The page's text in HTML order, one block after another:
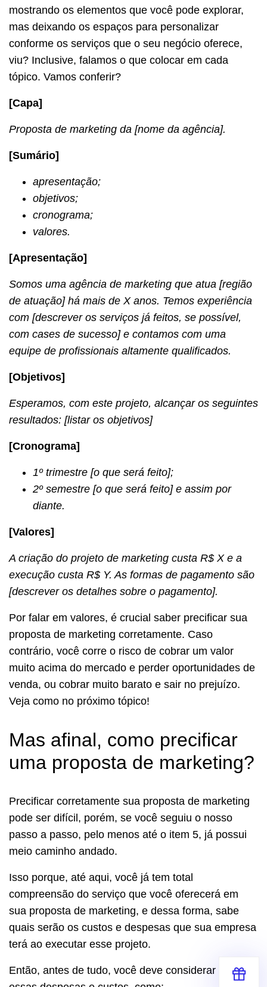
mostrando os elementos que você pode explorar,
mas deixando os espaços para personalizar
conforme os serviços que o seu negócio oferece,
viu? Inclusive, falamos o que colocar em cada
tópico. Vamos conferir?
[Capa]
Proposta de marketing da [nome da agência].
[Sumário]
apresentação;
objetivos;
cronograma;
valores.
[Apresentação]
Somos uma agência de marketing que atua [região
de atuação] há mais de X anos. Temos experiência
com [descrever os serviços já feitos, se possível,
com cases de sucesso] e contamos com uma
equipe de profissionais altamente qualificados.
[Objetivos]
Esperamos, com este projeto, alcançar os seguintes
resultados: [listar os objetivos]
[Cronograma]
1º trimestre [o que será feito];
2º semestre [o que será feito] e assim por
diante.
[Valores]
A criação do projeto de marketing custa R$ X e a
execução custa R$ Y. As formas de pagamento são
[descrever os detalhes sobre o pagamento].
Por falar em valores, é crucial saber precificar sua
proposta de marketing corretamente. Caso
contrário, você corre o risco de cobrar um valor
muito acima do mercado e perder oportunidades de
venda, ou cobrar muito barato e sair no prejuízo.
Veja como no próximo tópico!
Mas afinal, como precificar
uma proposta de marketing?
Precificar corretamente sua proposta de marketing
pode ser difícil, porém, se você seguiu o nosso
passo a passo, pelo menos até o item 5, já possui
meio caminho andado.
Isso porque, até aqui, você já tem total
compreensão do serviço que você oferecerá em
sua proposta de marketing, e dessa forma, sabe
quais serão os custos e despesas que sua empresa
terá ao executar esse projeto.
Então, antes de tudo, você deve considerar todas